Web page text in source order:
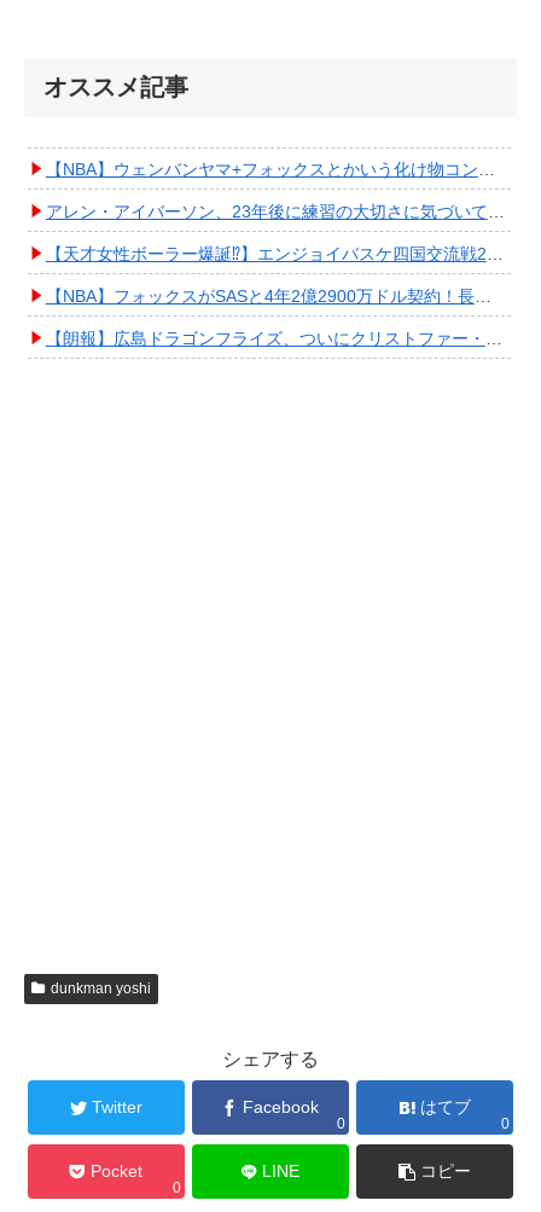
オススメ記事
【NBA】ウェンバンヤマ+フォックスとかいう化け物コンビが爆誕してしまうwwwwwwwwww
アレン・アイバーソン、23年後に練習の大切さに気づいてしまうwwwwwwwwwwww
【天才女性ボーラー爆誕⁉︎】エンジョイバスケ四国交流戦2025 in 香川③ #エアボーズ #427
【NBA】フォックスがSASと4年2億2900万ドル契約！長期確保しPO進出へ期待高まる
【朗報】広島ドラゴンフライズ、ついにクリストファー・スミス獲得キタ━━━━(ﾟ∀ﾟ)━━━━!!
dunkman yoshi
シェアする
Twitter Facebook
0
はてブ
0
Pocket
0
LINE コピー